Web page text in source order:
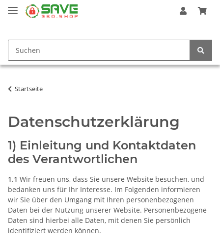
Startseite
Datenschutzerklärung
1) Einleitung und Kontaktdaten
des Verantwortlichen
1.1 Wir freuen uns, dass Sie unsere Website besuchen, und
bedanken uns für Ihr Interesse. Im Folgenden informieren
wir Sie über den Umgang mit Ihren personenbezogenen
Daten bei der Nutzung unserer Website. Personenbezogene
Daten sind hierbei alle Daten, mit denen Sie persönlich
identifiziert werden können.